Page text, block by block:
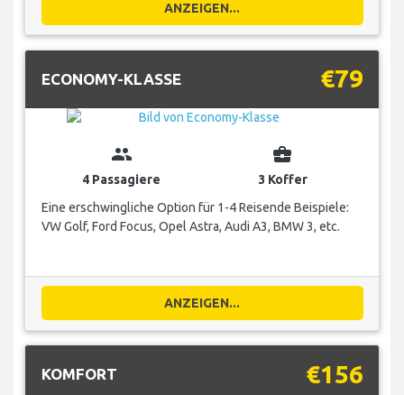
ANZEIGEN...
ECONOMY-KLASSE €79
group
4 Passagiere
business_center
3 Koffer
Eine erschwingliche Option für 1-4 Reisende Beispiele:
VW Golf, Ford Focus, Opel Astra, Audi A3, BMW 3, etc.
ANZEIGEN...
KOMFORT €156